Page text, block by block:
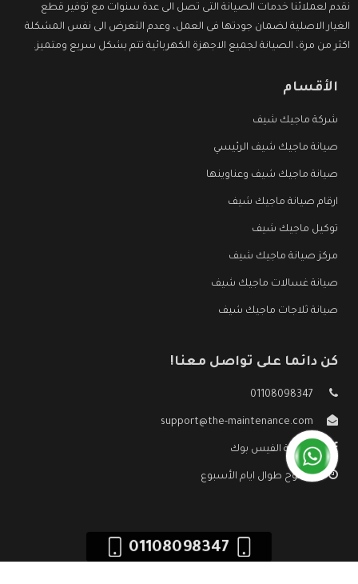
نقدم لعملائنا خدمات الصيانة التى تصل الى عدة سنوات مع توفير قطع
الغيار الاصلية لضمان جودتها فى العمل، وعدم التعرض الى نفس المشكلة
اكثر من مرة، الصيانة لجميع الاجهزة الكهربائية تتم بشكل سريع ومتميز.
الأقسام
شركة ماجيك شيف
صيانة ماجيك شيف الرئيسي
صيانة ماجيك شيف وعناوينها
ارقام صيانة ماجيك شيف
توكيل ماجيك شيف
مركز صيانة ماجيك شيف
صيانة غسالات ماجيك شيف
صيانة ثلاجات ماجيك شيف
كن دائما على تواصل معنا!
01108098347
support@the-maintenance.com
صفحة الفيس بوك
مفتوح طوال ايام الأسبوع
01108098347